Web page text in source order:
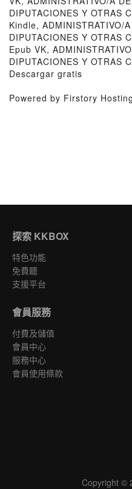
DIPUTACIONES Y OTRAS
Kindle, ADMINISTRATIVO/
DIPUTACIONES Y OTRAS
Epub VK,
DIPUTACIONES Y OTRAS
Descargar gratis
Powered by Firstory Hosting
探索 KKBOX
特色功能
免費聽
支援平台
會員服務
付費及儲值
會員中心
服務中心
會員使用條款
Copyright ©